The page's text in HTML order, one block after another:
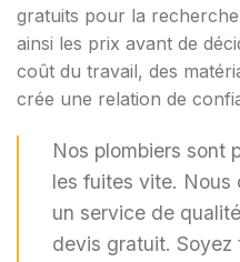
gratuits pour la
ainsi les prix avant de
coût du travail, des
crée une relation de
Nos plombiers sont
les fuites vite. Nous
un service de
devis gratuit.